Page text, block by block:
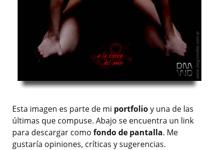
Esta imagen es parte de mi portfolioy una de las
últimas que compuse. Abajo se encuentra un link
para descargar como fondo de pantalla. Me
gustaría opiniones, críticas y sugerencias.